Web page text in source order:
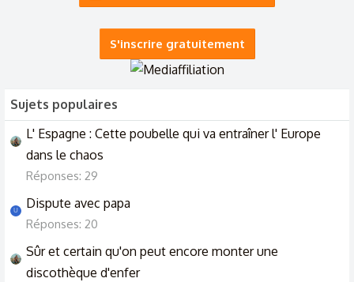
Oser en parler ou pas... Et tout se complique
S'inscrire gratuitement
Sujets populaires
L' Espagne : Cette poubelle qui va entraîner l' Europe
dans le chaos
Réponses: 29
U Dispute avec papa
Réponses: 20
Sûr et certain qu'on peut encore monter une
discothèque d'enfer